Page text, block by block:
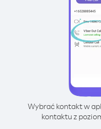
Wybrać kontakt w
kontaktu z